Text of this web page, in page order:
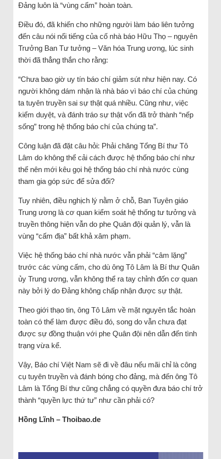
Đảng luôn là “vùng cấm” hoàn toàn.
Điều đó, đã khiến cho những người làm báo liên tưởng
đến câu nói nổi tiếng của cố nhà báo Hữu Thọ – nguyên
Trưởng Ban Tư tưởng – Văn hóa Trung ương, lúc sinh
thời đã thẳng thắn cho rằng:
“Chưa bao giờ uy tín báo chí giảm sút như hiện nay. Có
người không dám nhận là nhà báo vì báo chí của chúng
ta tuyên truyền sai sự thật quá nhiều. Cũng như, việc
kiểm duyệt, và đánh tráo sự thật vốn đã trở thành “nếp
sống” trong hệ thống báo chí của chúng ta”.
Công luận đã đặt câu hỏi: Phải chăng Tổng Bí thư Tô
Lâm do không thể cải cách được hệ thống báo chí như
thế nên mới kêu gọi hệ thống báo chí nhà nước cùng
tham gia góp sức để sửa đổi?
Tuy nhiên, điều nghịch lý nằm ở chỗ, Ban Tuyên giáo
Trung ương là cơ quan kiểm soát hệ thống tư tưởng và
truyền thông hiện vẫn do phe Quân đội quản lý, vẫn là
vùng “cấm địa” bất khả xâm phạm.
Việc hệ thống báo chí nhà nước vẫn phải “câm lặng”
trước các vùng cấm, cho dù ông Tô Lâm là Bí thư Quân
ủy Trung ương, vẫn không thể ra tay chỉnh đốn cơ quan
này bởi lý do Đảng không chấp nhận được sự thật.
Theo giới thạo tin, ông Tô Lâm về mặt nguyên tắc hoàn
toàn có thể làm được điều đó, song do vẫn chưa đạt
được sự đồng thuận với phe Quân đội nên dẫn đến tình
trạng vừa kể.
Vậy, Báo chí Việt Nam sẽ đi về đâu nếu mãi chỉ là công
cụ tuyên truyền và đánh bóng cho đảng, mà đến ông Tô
Lâm là Tổng Bí thư cũng chẳng có quyền đưa báo chí trở
thành “quyền lực thứ tư” như cần phải có?
Hồng Lĩnh – Thoibao.de